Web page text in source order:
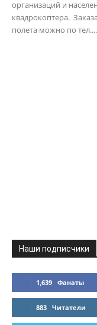
организаций и
квадрокоптера.
полета можно по тел....
Наши подписчики
1,639 Фанаты
883 Читатели